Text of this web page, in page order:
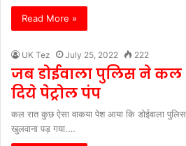
Read More »
UK Tez July 25, 2022 222
जब डोईवाला पुलिस ने
दिये पेट्रोल पंप
कल रात कुछ ऐसा वाकया पेश आया कि डोईवाला
खुलवाना पड़ गया.…